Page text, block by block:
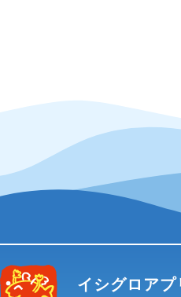
イシグロアプ